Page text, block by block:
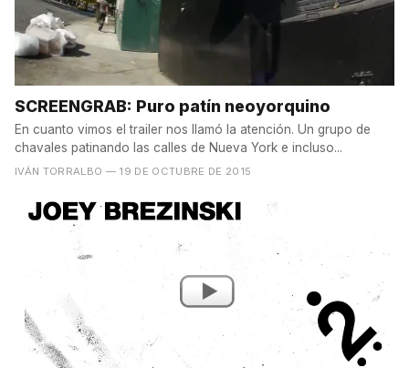
SCREENGRAB: Puro patín neoyorquino
En cuanto vimos el trailer nos llamó la atención. Un grupo de
chavales patinando las calles de Nueva York e incluso...
IVÁN TORRALBO — 19 DE OCTUBRE DE 2015